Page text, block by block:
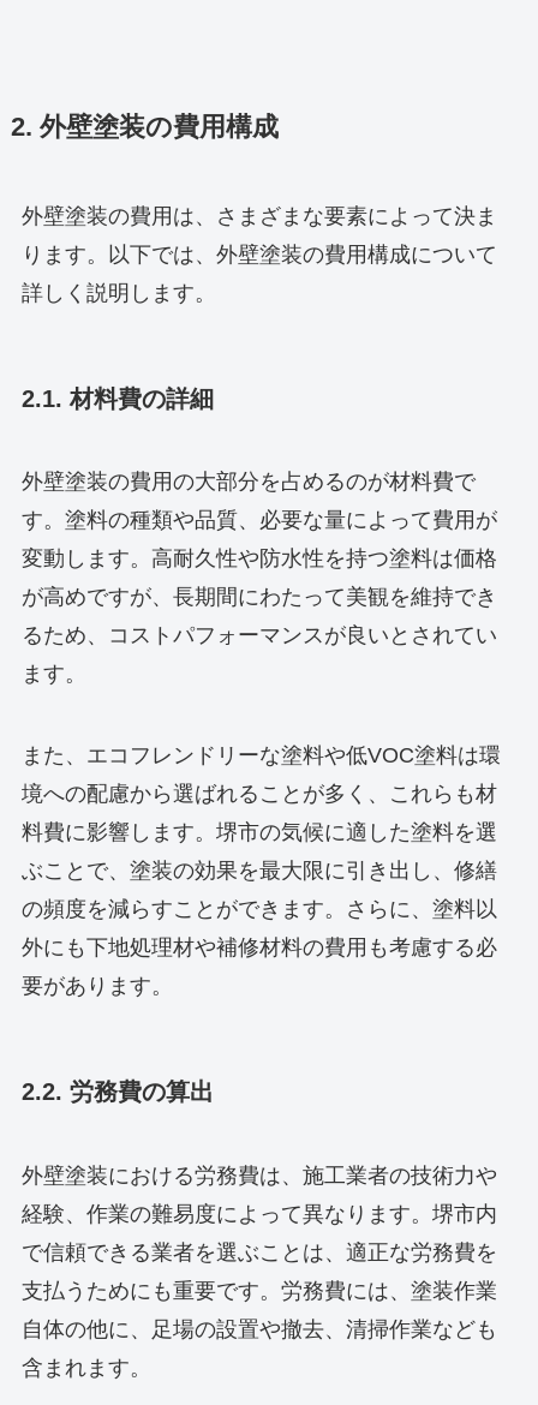
2. 外壁塗装の費用構成
外壁塗装の費用は、さまざまな要素によって決ま
ります。以下では、外壁塗装の費用構成について
詳しく説明します。
2.1. 材料費の詳細
外壁塗装の費用の大部分を占めるのが材料費で
す。塗料の種類や品質、必要な量によって費用が
変動します。高耐久性や防水性を持つ塗料は価格
が高めですが、長期間にわたって美観を維持でき
るため、コストパフォーマンスが良いとされてい
ます。
また、エコフレンドリーな塗料や低VOC塗料は環
境への配慮から選ばれることが多く、これらも材
料費に影響します。堺市の気候に適した塗料を選
ぶことで、塗装の効果を最大限に引き出し、修繕
の頻度を減らすことができます。さらに、塗料以
外にも下地処理材や補修材料の費用も考慮する必
要があります。
2.2. 労務費の算出
外壁塗装における労務費は、施工業者の技術力や
経験、作業の難易度によって異なります。堺市内
で信頼できる業者を選ぶことは、適正な労務費を
支払うためにも重要です。労務費には、塗装作業
自体の他に、足場の設置や撤去、清掃作業なども
含まれます。